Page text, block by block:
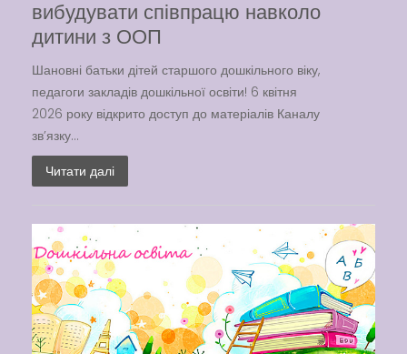
вибудувати співпрацю навколо
дитини з ООП
Шановні батьки дітей старшого дошкільного віку,
педагоги закладів дошкільної освіти! 6 квітня
2026 року відкрито доступ до матеріалів Каналу
зв’язку...
Читати далі